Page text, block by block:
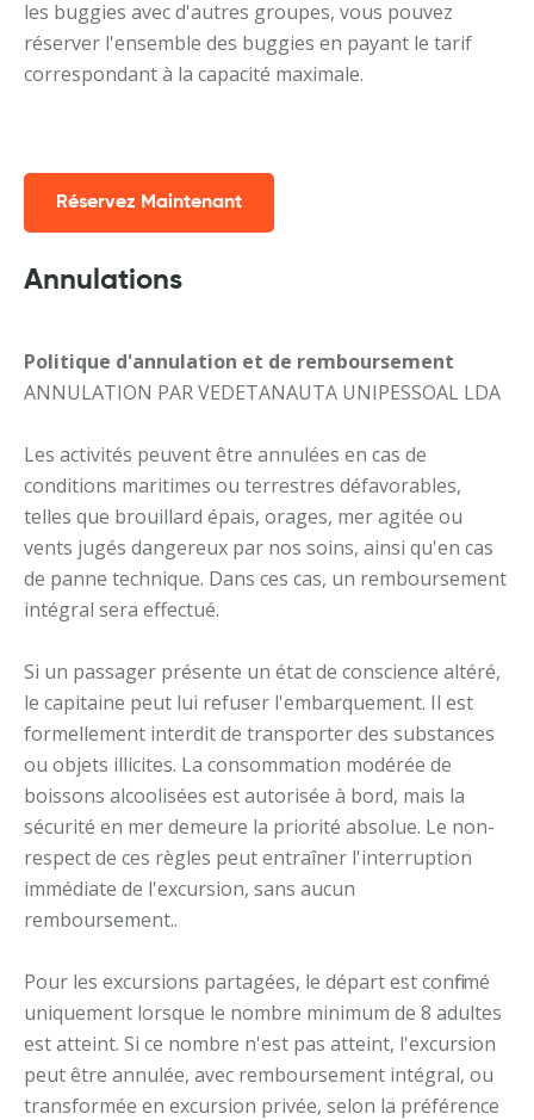
les buggies avec d'autres groupes, vous pouvez
réserver l'ensemble des buggies en payant le tarif
correspondant à la capacité maximale.
Réservez Maintenant
Annulations
Politique d'annulation et de remboursement
ANNULATION PAR VEDETANAUTA UNIPESSOAL LDA
Les activités peuvent être annulées en cas de
conditions maritimes ou terrestres défavorables,
telles que brouillard épais, orages, mer agitée ou
vents jugés dangereux par nos soins, ainsi qu'en cas
de panne technique. Dans ces cas, un remboursement
intégral sera effectué.
Si un passager présente un état de conscience altéré,
le capitaine peut lui refuser l'embarquement. Il est
formellement interdit de transporter des substances
ou objets illicites. La consommation modérée de
boissons alcoolisées est autorisée à bord, mais la
sécurité en mer demeure la priorité absolue. Le non-
respect de ces règles peut entraîner l'interruption
immédiate de l'excursion, sans aucun
remboursement..
Pour les excursions partagées, le départ est confirmé
uniquement lorsque le nombre minimum de 8 adultes
est atteint. Si ce nombre n'est pas atteint, l'excursion
peut être annulée, avec remboursement intégral, ou
transformée en excursion privée, selon la préférence